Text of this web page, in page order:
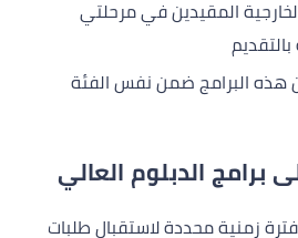
المقيدين في مرحلتي
بالتقديم
هذه البرامج ضمن نفس الفئة
برامج الدبلوم العالي
زمنية محددة لاستقبال طلبات